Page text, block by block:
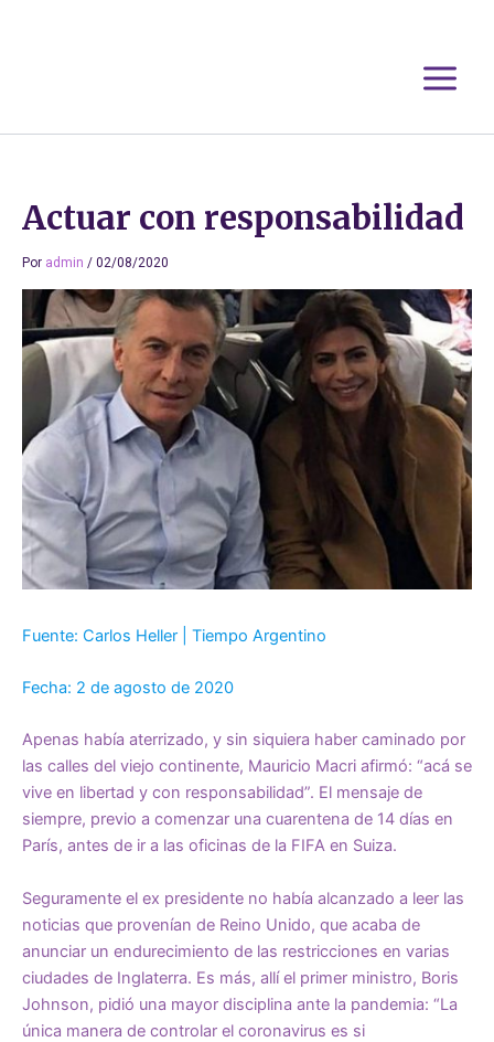
Actuar con responsabilidad
Por admin / 02/08/2020
Fuente: Carlos Heller | Tiempo Argentino
Fecha: 2 de agosto de 2020
Apenas había aterrizado, y sin siquiera haber caminado por
las calles del viejo continente, Mauricio Macri afirmó: “acá se
vive en libertad y con responsabilidad”. El mensaje de
siempre, previo a comenzar una cuarentena de 14 días en
París, antes de ir a las oficinas de la FIFA en Suiza.
Seguramente el ex presidente no había alcanzado a leer las
noticias que provenían de Reino Unido, que acaba de
anunciar un endurecimiento de las restricciones en varias
ciudades de Inglaterra. Es más, allí el primer ministro, Boris
Johnson, pidió una mayor disciplina ante la pandemia: “La
única manera de controlar el coronavirus es si